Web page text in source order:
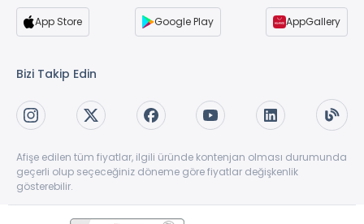
App Store Google Play AppGallery
Bizi Takip Edin
Afişe edilen tüm fiyatlar, ilgili üründe kontenjan olması durumunda
geçerli olup seçeceğiniz döneme göre fiyatlar değişkenlik
gösterebilir.